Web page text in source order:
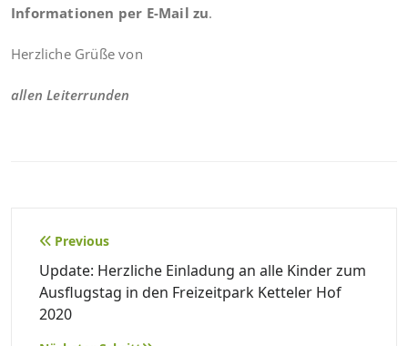
Informationen per E-Mail zu.
Herzliche Grüße von
allen Leiterrunden
Beitragsnavigation
Previous
Update: Herzliche Einladung an alle Kinder zum
Ausflugstag in den Freizeitpark Ketteler Hof
2020